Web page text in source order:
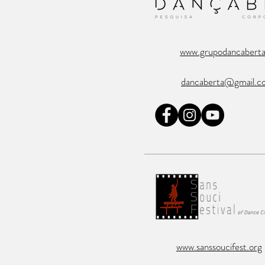
www.sanssoucifest.org